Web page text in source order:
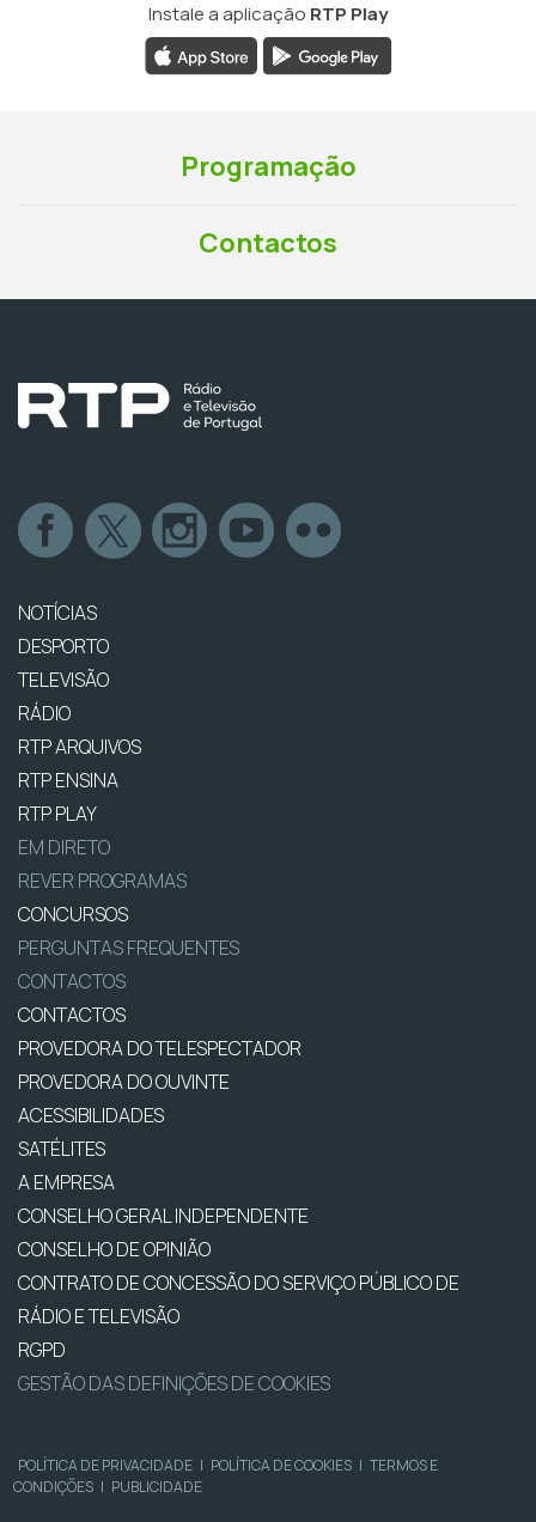
Instale a aplicação RTP Play
Programação
Contactos
NOTÍCIAS
DESPORTO
TELEVISÃO
RÁDIO
RTP ARQUIVOS
RTP ENSINA
RTP PLAY
EM DIRETO
REVER PROGRAMAS
CONCURSOS
PERGUNTAS FREQUENTES
CONTACTOS
CONTACTOS
PROVEDORA DO TELESPECTADOR
PROVEDORA DO OUVINTE
ACESSIBILIDADES
SATÉLITES
A EMPRESA
CONSELHO GERAL INDEPENDENTE
CONSELHO DE OPINIÃO
CONTRATO DE CONCESSÃO DO SERVIÇO PÚBLICO DE
RÁDIO E TELEVISÃO
RGPD
GESTÃO DAS DEFINIÇÕES DE COOKIES
POLÍTICA DE PRIVACIDADE | POLÍTICA DE COOKIES | TERMOS E
CONDIÇÕES | PUBLICIDADE